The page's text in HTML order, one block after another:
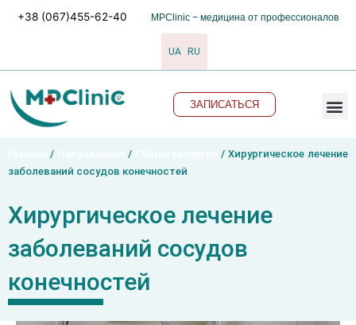
+38 (067)455-62-40 MPClinic − медицина от профессионалов
UA RU
ЗАПИСАТЬСЯ
/ / /Хирургическое лечение
заболеваний сосудов конечностей
Хирургическое лечение
заболеваний сосудов
конечностей